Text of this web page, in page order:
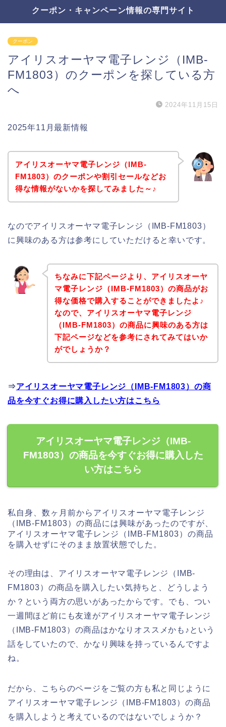
クーポン・キャンペーン情報の専門サイト
クーポン
アイリスオーヤマ電子レンジ（IMB-
FM1803）のクーポンを探している方
へ
2024年11月15日
2025年11月最新情報
アイリスオーヤマ電子レンジ（IMB-
FM1803）のクーポンや割引セールなどお
得な情報がないかを探してみました～♪
なのでアイリスオーヤマ電子レンジ（IMB-FM1803）
に興味のある方は参考にしていただけると幸いです。
ちなみに下記ページより、アイリスオーヤ
マ電子レンジ（IMB-FM1803）の商品がお
得な価格で購入することができましたよ♪
なので、アイリスオーヤマ電子レンジ
（IMB-FM1803）の商品に興味のある方は
下記ページなどを参考にされてみてはいか
がでしょうか？
⇒アイリスオーヤマ電子レンジ（IMB-FM1803）の商
品を今すぐお得に購入したい方はこちら
アイリスオーヤマ電子レンジ（IMB-
FM1803）の商品を今すぐお得に購入した
い方はこちら
私自身、数ヶ月前からアイリスオーヤマ電子レンジ
（IMB-FM1803）の商品には興味があったのですが、
アイリスオーヤマ電子レンジ（IMB-FM1803）の商品
を購入せずにそのまま放置状態でした。
その理由は、アイリスオーヤマ電子レンジ（IMB-
FM1803）の商品を購入したい気持ちと、どうしよう
か？という両方の思いがあったからです。でも、つい
一週間ほど前にも友達がアイリスオーヤマ電子レンジ
（IMB-FM1803）の商品はかなりオススメかも♪という
話をしていたので、かなり興味を持っているんですよ
ね。
だから、こちらのページをご覧の方も私と同じように
アイリスオーヤマ電子レンジ（IMB-FM1803）の商品
を購入しようと考えているのではないでしょうか？